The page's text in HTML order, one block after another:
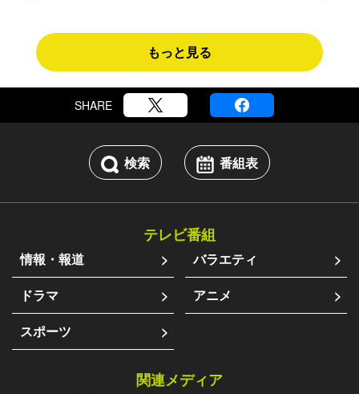
もっと見る
SHARE
検索 番組表
テレビ番組
情報・報道
バラエティ
ドラマ
アニメ
スポーツ
関連メディア